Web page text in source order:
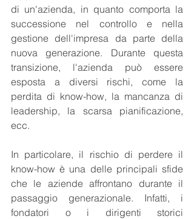
di un'azienda, in quanto comporta la
successione nel controllo e nella
gestione dell'impresa da parte della
nuova generazione. Durante questa
transizione, l'azienda può essere
esposta a diversi rischi, come la
perdita di know-how, la mancanza di
leadership, la scarsa pianificazione,
ecc.
In particolare, il rischio di perdere il
know-how è una delle principali sfide
che le aziende affrontano durante il
passaggio generazionale. Infatti, i
fondatori o i dirigenti storici